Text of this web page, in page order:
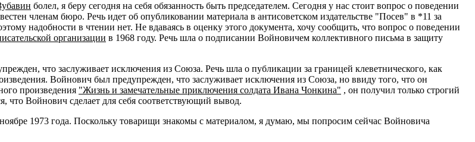
болел, я беру сегодня на себя обязанность быть председателем. Сегодня у нас стоит вопрос о поведении
членам бюро. Речь идет об опубликовании материала в антисоветском издательстве "Посев" в *11 за
надобности в чтении нет. Не вдаваясь в оценку этого документа, хочу сообщить, что вопрос о поведении
организации в 1968 году. Речь шла о подписании Войновичем коллективного письма в защиту
что заслуживает исключения из Союза. Речь шла о публикации за границей клеветнического, как
Войнович был предупрежден, что заслуживает исключения из Союза, но ввиду того, что он
произведения "Жизнь и замечательные приключения солдата Ивана Чонкина" , он получил только строгий
что Войнович сделает для себя соответствующий вывод.
1973 года. Поскольку товарищи знакомы с материалом, я думаю, мы попросим сейчас Войновича